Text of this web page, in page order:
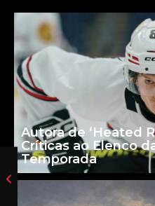
Autora de ‘Heated
Críticas ao Elenco
Temporada